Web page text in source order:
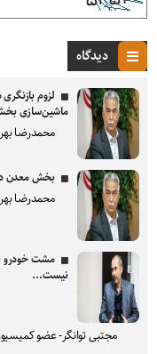
دیدگاه
لزوم
ماشین‌سازی
محمدرضا
بخش معدن در
محمدرضا
مشت خودرو
نیست...
مجتبی توانگر- عضو